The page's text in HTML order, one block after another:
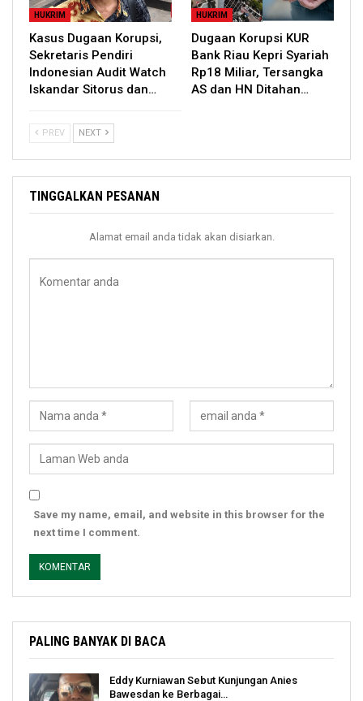
HUKRIM
Kasus Dugaan Korupsi,
Sekretaris Pendiri
Indonesian Audit Watch
Iskandar Sitorus dan…
HUKRIM
Dugaan Korupsi KUR
Bank Riau Kepri Syariah
Rp18 Miliar, Tersangka
AS dan HN Ditahan…
PREV NEXT
TINGGALKAN PESANAN
Alamat email anda tidak akan disiarkan.
Save my name, email, and website in this browser for the
next time I comment.
PALING BANYAK DI BACA
Eddy Kurniawan Sebut Kunjungan Anies
Bawesdan ke Berbagai…